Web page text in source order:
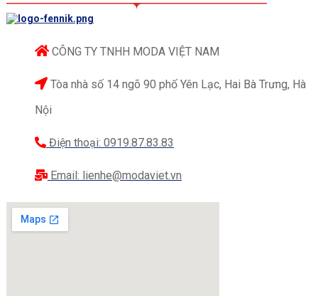
Vải Kate Mỹsang trọng, đường gân nổi rõ, nhiều
sắc màu lựa chọn, chất vải thoáng mát, độ dày vừa
phải đứng form, độ thấm hút mồ hôi cao.
CÔNG TY TNHH MODA VIỆT NAM
Tòa nhà số 14 ngõ 90 phố Yên Lạc, Hai Bà Trưng, Hà
Nội
Điện thoại: 0919.87.83.83
Email: lienhe@modaviet.vn